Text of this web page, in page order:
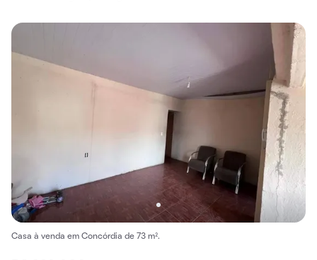
Casa à venda em Concórdia de 73 m².